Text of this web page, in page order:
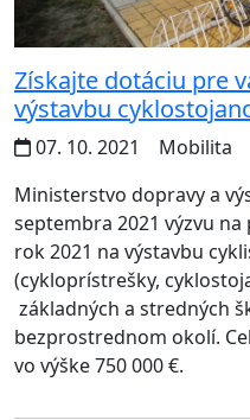
Získajte dotáciu pre
výstavbu
07. 10. 2021
Mobilita
Ministerstvo dopravy a
septembra 2021 výzvu
rok 2021 na výstavbu
(cykloprístrešky,
základných a stredných
bezprostrednom okolí.
vo výške 750 000 €.